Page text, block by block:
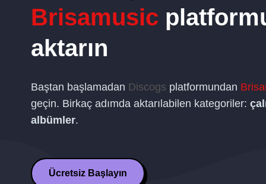
Brisamusic
aktarın
Baştan başlamadan Discogs platformundan
geçin. Birkaç adımda aktarılabilen kategoriler:
albümler.
Ücretsiz Başlayın